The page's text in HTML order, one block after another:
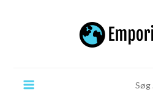
efter: